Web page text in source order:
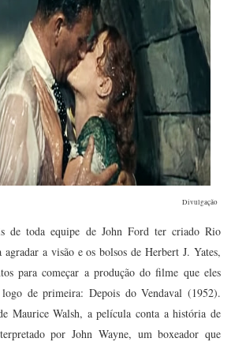
Divulgação
de toda equipe de John Ford ter criado Rio
a visão e os bolsos de Herbert J. Yates,
para começar a produção do filme que eles
de primeira: Depois do Vendaval (1952).
Maurice Walsh, a película conta a história de
por John Wayne, um boxeador que